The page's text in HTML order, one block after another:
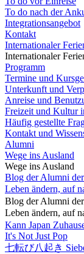
To do nach der
Integrationsangebot
Kontakt
Internationaler
Internationaler
Programm
Termine und
Unterkunft und
Anreise und
Freizeit und Kultur
Häufig gestellte
Kontakt und
Alumni
Wege ins Ausland
Wege ins Ausland
Blog der Alumni
Leben ändern, auf
Blog der Alumni
Leben ändern, auf
Kann Japan
It's Not Just Pop
七転び八起き